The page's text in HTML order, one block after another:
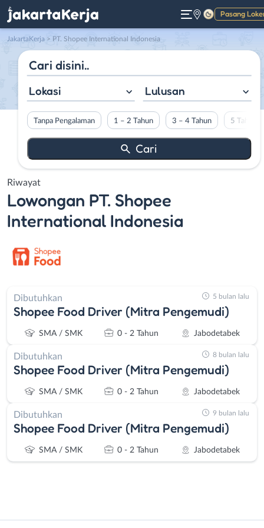
Pasang
Gelap
JakartaKerja > PT. Shopee International Indonesia
Lokasi Lulusan
Tanpa Pengalaman 1 – 2 Tahun 3 – 4 Tahun 5 Tahun
Riwayat
Lowongan PT. Shopee
International Indonesia
Dibutuhkan
Shopee Food Driver (Mitra Pengemudi)
SMA / SMK 0 - 2 Tahun Jabodetabek
5 bulan lalu
Dibutuhkan
Shopee Food Driver (Mitra Pengemudi)
SMA / SMK 0 - 2 Tahun Jabodetabek
8 bulan lalu
Dibutuhkan
Shopee Food Driver (Mitra Pengemudi)
SMA / SMK 0 - 2 Tahun Jabodetabek
9 bulan lalu
Administrasi
Bebas